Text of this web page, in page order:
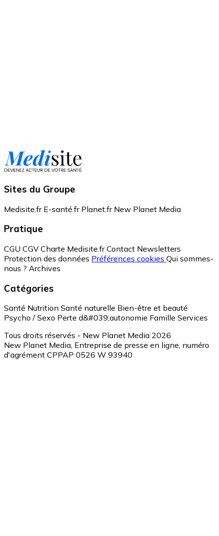
Sites du Groupe
Medisite.fr E-santé.fr Planet.fr New Planet Media
Pratique
CGU CGV Charte Medisite.fr Contact Newsletters
Protection des données Préférences cookies Qui sommes-
nous ? Archives
Catégories
Santé Nutrition Santé naturelle Bien-être et beauté
Psycho / Sexo Perte d&#039;autonomie Famille Services
Tous droits réservés - New Planet Media 2026
New Planet Media, Entreprise de presse en ligne, numéro
d'agrément CPPAP 0526 W 93940